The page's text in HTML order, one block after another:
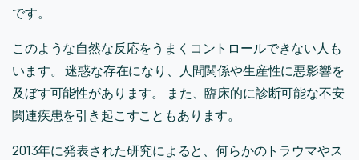
です。
このような自然な反応をうまくコントロールできない人も
います。 迷惑な存在になり、人間関係や生産性に悪影響を
及ぼす可能性があります。 また、臨床的に診断可能な不安
関連疾患を引き起こすこともあります。
2013年に発表された研究によると、何らかのトラウマやス